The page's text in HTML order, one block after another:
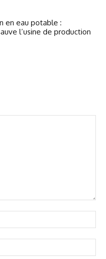
en eau potable :
l’usine de production
:*
:*